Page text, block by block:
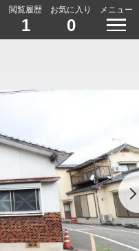
閲覧履歴
1
お気に入り
0
メニュー